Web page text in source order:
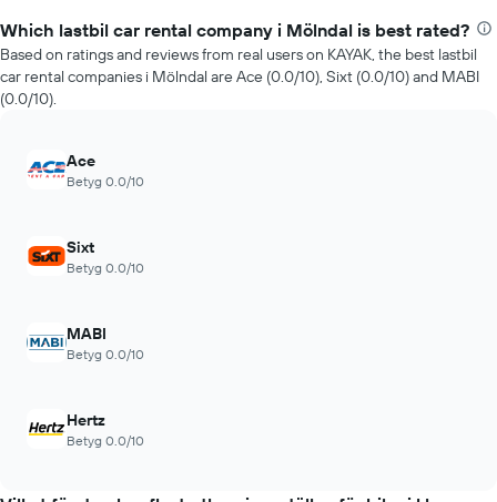
Which lastbil car rental company i Mölndal is best rated?
Based on ratings and reviews from real users on KAYAK, the best lastbil
car rental companies i Mölndal are Ace (0.0/10), Sixt (0.0/10) and MABI
(0.0/10).
Ace
Betyg 0.0/10
Sixt
Betyg 0.0/10
MABI
Betyg 0.0/10
Hertz
Betyg 0.0/10